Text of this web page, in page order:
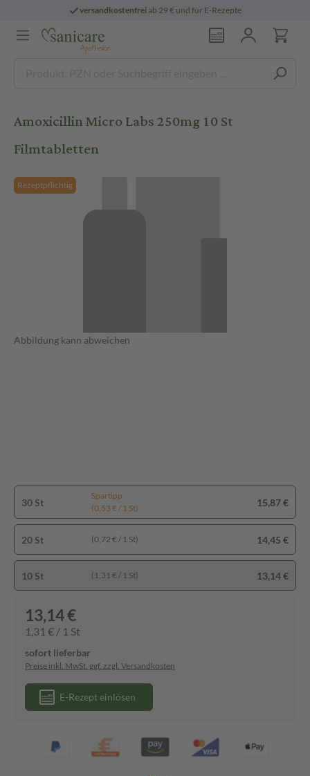
versandkostenfreiab 29 € und für E-Rezepte
Amoxicillin Micro Labs 250mg 10 St
Filmtabletten
Rezeptpflichtig
Abbildung kann abweichen
30 St
Spartipp
(0,53 € / 1 St)
15,87 €
20 St (0,72 € / 1 St) 14,45 €
10 St (1,31 € / 1 St) 13,14 €
13,14 €
1,31 € / 1 St
sofort lieferbar
Preise inkl. MwSt. ggf. zzgl. Versandkosten
E-Rezept einlösen